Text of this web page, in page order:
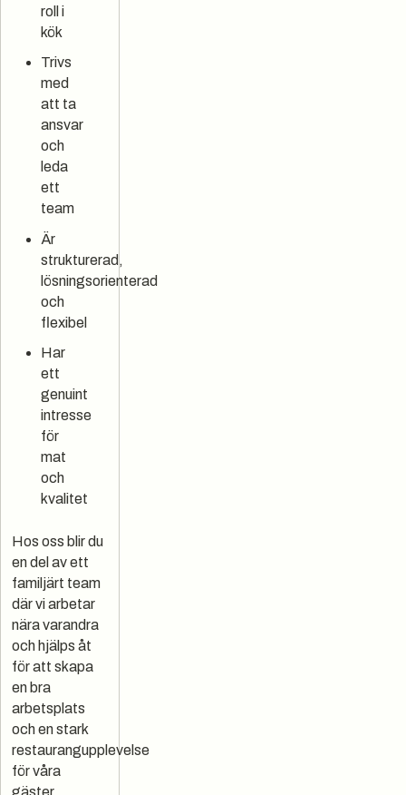
roll i
kök
Trivs
med
att ta
ansvar
och
leda
ett
team
Är
strukturerad,
lösningsorienterad
och
flexibel
Har
ett
genuint
intresse
för
mat
och
kvalitet
Hos oss blir du
en del av ett
familjärt team
där vi arbetar
nära varandra
och hjälps åt
för att skapa
en bra
arbetsplats
och en stark
restaurangupplevelse
för våra